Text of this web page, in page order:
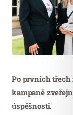
Po prvních třech
kampaně
úspěšnosti.